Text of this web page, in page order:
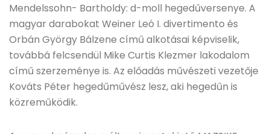
Mendelssohn- Bartholdy: d-moll hegedűversenye. A
magyar darabokat Weiner Leó I. divertimento és
Orbán György Bálzene című alkotásai képviselik,
továbbá felcsendül Mike Curtis Klezmer lakodalom
című szerzeménye is. Az előadás művészeti vezetője
Kováts Péter hegedűművész lesz, aki hegedűn is
közreműködik.